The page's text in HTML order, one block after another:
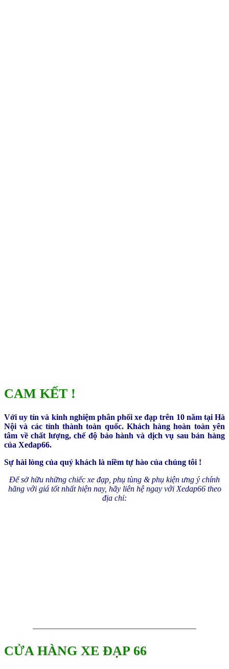
CAM KẾT !
Với uy tín và kinh nghiệm phân phối xe đạp trên 10 năm tại Hà
Nội và các tỉnh thành toàn quốc. Khách hàng hoàn toàn yên
tâm về chất lượng, chế độ bảo hành và dịch vụ sau bán hàng
của Xedap66.
Sự hài lòng của quý khách là niềm tự hào của chúng tôi !
Để sở hữu những chiếc xe đạp, phụ tùng & phụ kiện ưng ý chính
hãng với giá tốt nhất hiện nay, hãy liên hệ ngay với Xedap66 theo
địa chỉ:
————————————————————
CỬA HÀNG XE ĐẠP 66